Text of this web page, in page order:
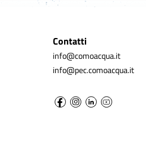
Contatti
info@comoacqua.it
info@pec.comoacqua.it